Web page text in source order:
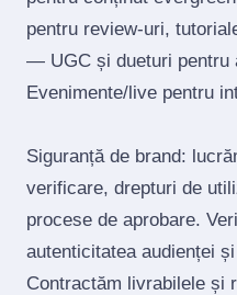
pentru review‑uri,
— UGC și dueturi
Evenimente/live pentru
Siguranță de brand:
verificare, drepturi de
procese de aprobare.
autenticitatea audienței
Contractăm livrabilele și